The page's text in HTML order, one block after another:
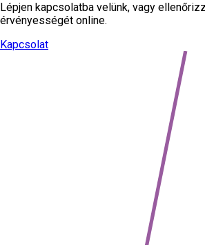
Lépjen kapcsolatba velünk, vagy
érvényességét online.
Kapcsolat